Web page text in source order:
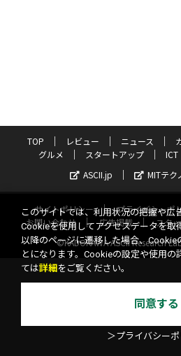
TOP レビュー ニュース
グルメ
スタートアップ ICT
ASCII.jp
MITテク
サイトポリシー プライバシーポ
お問い合わせ
広告掲載 スタ
©KADOKAWA ASCII Research
このサイトでは、利用状況の把握や広
Cookieを使用してアクセスデータを取
以降のページに遷移した場合、Cookie
とになります。Cookieの設定や使用の
ては詳細 をご覧ください。
同意する
＞プライバシー